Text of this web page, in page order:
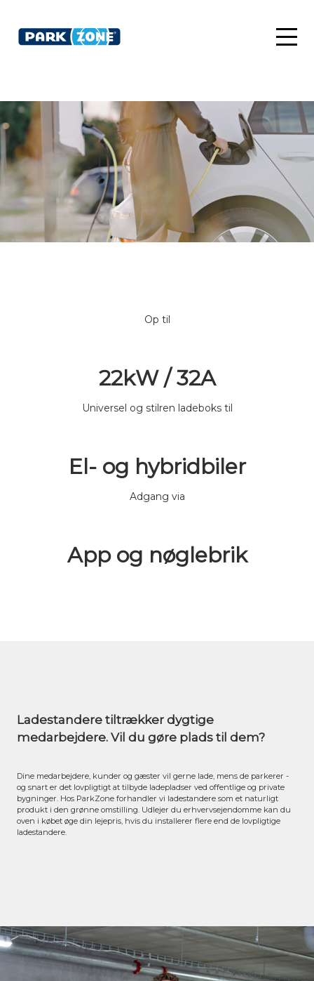
Op til
22kW / 32A
Universel og stilren ladeboks til
El- og hybridbiler
Adgang via
App og nøglebrik
Ladestandere tiltrækker dygtige
medarbejdere. Vil du gøre plads til dem?
Dine medarbejdere, kunder og gæster vil gerne lade, mens de parkerer -
og snart er det lovpligtigt at tilbyde ladepladser ved offentlige og private
bygninger. Hos ParkZone forhandler vi ladestandere som et naturligt
produkt i den grønne omstilling. Udlejer du erhvervsejendomme kan du
oven i købet øge din lejepris, hvis du installerer flere end de lovpligtige
ladestandere.